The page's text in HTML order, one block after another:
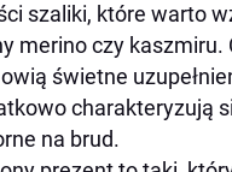
szaliki, które warto
merino czy
świetne
charakteryzują
na brud.